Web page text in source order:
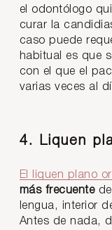
el odontólogo
curar la
caso puede
habitual es que
con el que el
varias veces al
4. Liquen
El liquen plano
más frecuentede
lengua, interior
Antes de nada,